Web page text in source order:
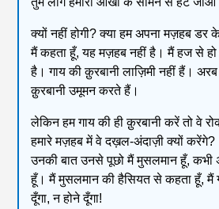
क्यों नहीं होगी? क्या हम अपना मज़हब डर
मैं कहता हूँ, यह मज़हब नहीं है। मैं हज से
है। गाय की क़ुरबानी लाज़िमी नहीं हैं।
क़ुरबानी उमूमन करते हैं।
लेकिन हम गाय की ही क़ुरबानी करें तो वे
हमारे मज़हब में वे दख़ल-अंदाज़ी क्यों करेंगे?
उनकी बात उनसे पूछो मैं मुसलमान हूँ, कभी
हूँ। मैं मुसलमान की हैसियत से कहता हूँ, मैं
दूँगा, न होने दूँगा!